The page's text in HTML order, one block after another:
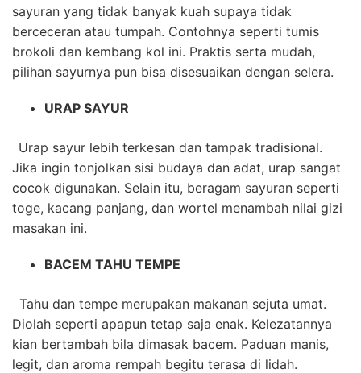
sayuran yang tidak banyak kuah supaya tidak
berceceran atau tumpah. Contohnya seperti tumis
brokoli dan kembang kol ini. Praktis serta mudah,
pilihan sayurnya pun bisa disesuaikan dengan selera.
URAP SAYUR
Urap sayur lebih terkesan dan tampak tradisional.
Jika ingin tonjolkan sisi budaya dan adat, urap sangat
cocok digunakan. Selain itu, beragam sayuran seperti
toge, kacang panjang, dan wortel menambah nilai gizi
masakan ini.
BACEM TAHU TEMPE
Tahu dan tempe merupakan makanan sejuta umat.
Diolah seperti apapun tetap saja enak. Kelezatannya
kian bertambah bila dimasak bacem. Paduan manis,
legit, dan aroma rempah begitu terasa di lidah.